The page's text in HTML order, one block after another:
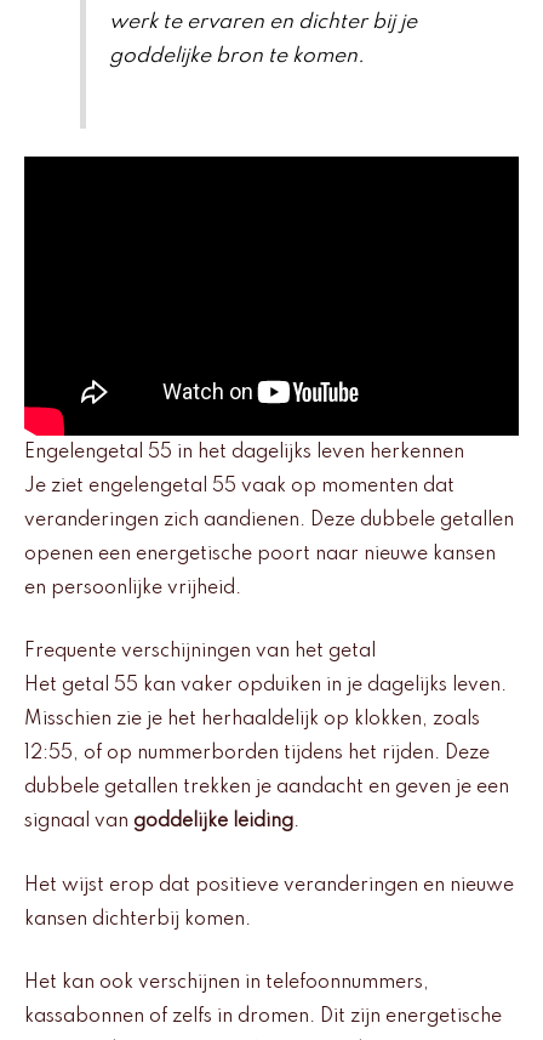
werk te ervaren en dichter bij je
goddelijke bron te komen.
Engelengetal 55 in het dagelijks leven herkennen
Je ziet engelengetal 55 vaak op momenten dat
veranderingen zich aandienen. Deze dubbele getallen
openen een energetische poort naar nieuwe kansen
en persoonlijke vrijheid.
Frequente verschijningen van het getal
Het getal 55 kan vaker opduiken in je dagelijks leven.
Misschien zie je het herhaaldelijk op klokken, zoals
12:55, of op nummerborden tijdens het rijden. Deze
dubbele getallen trekken je aandacht en geven je een
signaal van goddelijke leiding.
Het wijst erop dat positieve veranderingen en nieuwe
kansen dichterbij komen.
Het kan ook verschijnen in telefoonnummers,
kassabonnen of zelfs in dromen. Dit zijn energetische